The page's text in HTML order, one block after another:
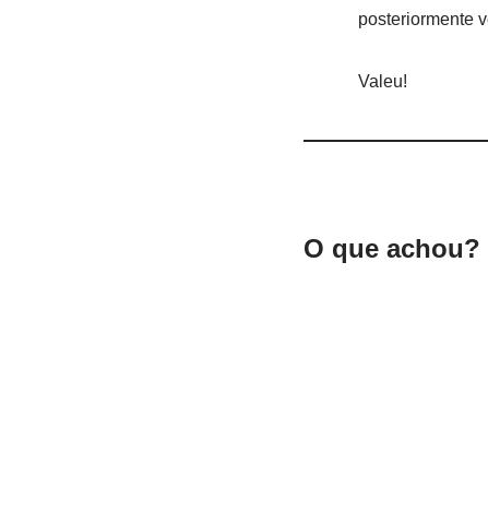
posteriormente
Valeu!
O que